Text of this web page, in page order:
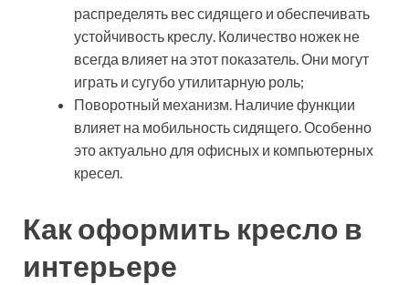
распределять вес сидящего и обеспечивать
устойчивость креслу. Количество ножек не
всегда влияет на этот показатель. Они могут
играть и сугубо утилитарную роль;
Поворотный механизм. Наличие функции
влияет на мобильность сидящего. Особенно
это актуально для офисных и компьютерных
кресел.
Как оформить кресло в
интерьере